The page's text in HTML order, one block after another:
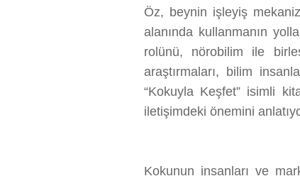
Öz, beynin işleyiş
alanında kullanmanın
rolünü, nörobilim ile
araştırmaları, bilim
“Kokuyla Keşfet” isimli
iletişimdeki önemini
Kokunun insanları ve